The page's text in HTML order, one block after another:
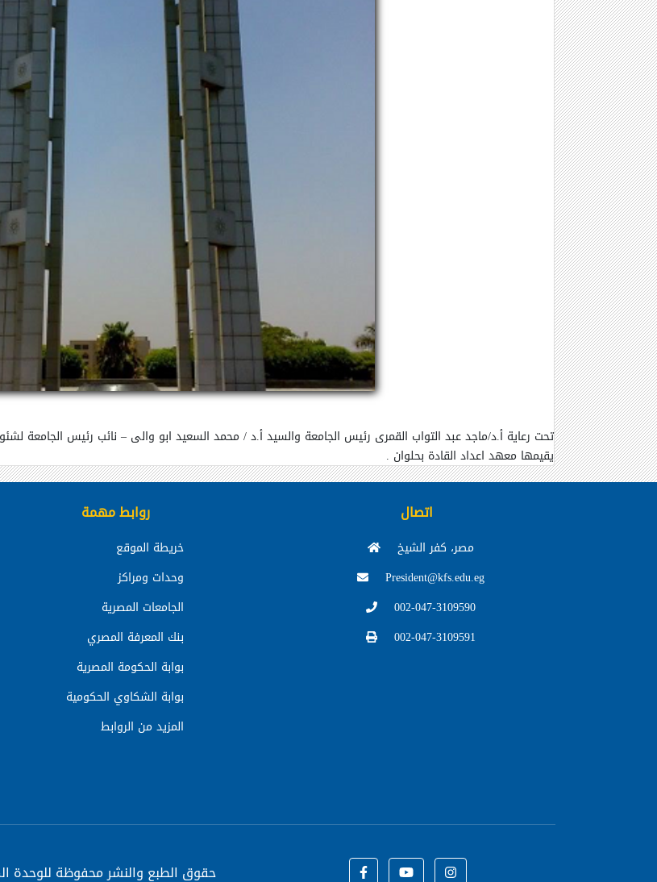
تحت رعاية أ.د/ماجد عبد التواب القمرى رئيس الجامعة والسيد أ.د / محمد السعيد ابو والى – نائب رئيس الجامعة
يقيمها معهد اعداد القادة بحلوان .
روابط مهمة
خريطة الموقع
وحدات ومراكز
الجامعات المصرية
بنك المعرفة المصري
بوابة الحكومة المصرية
بوابة الشكاوي الحكومية
المزيد من الروابط
اتصال
مصر، كفر الشيخ
President@kfs.edu.eg
002-047-3109590
002-047-3109591
حقوق الطبع والنشر محفوظة للوحدة